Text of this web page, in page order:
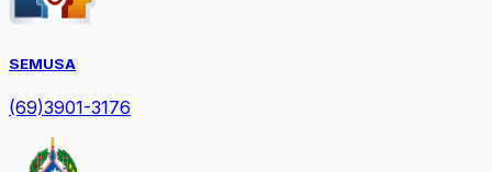
SEMUSA
(69)3901-3176